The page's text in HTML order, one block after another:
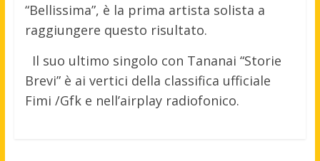
“Bellissima”, è la prima artista solista a
raggiungere questo risultato.
Il suo ultimo singolo con Tananai “Storie
Brevi” è ai vertici della classifica ufficiale
Fimi /Gfk e nell’airplay radiofonico.